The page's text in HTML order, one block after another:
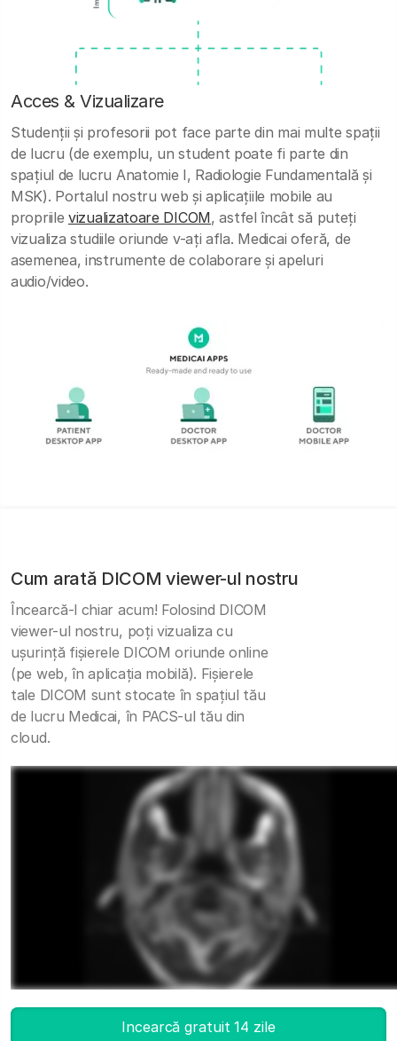
Acces & Vizualizare
Studenții și profesorii pot face parte din mai multe spații
de lucru (de exemplu, un student poate fi parte din
spațiul de lucru Anatomie I, Radiologie Fundamentală și
MSK). Portalul nostru web și aplicațiile mobile au
propriile vizualizatoare DICOM, astfel încât să puteți
vizualiza studiile oriunde v-ați afla. Medicai oferă, de
asemenea, instrumente de colaborare și apeluri
audio/video.
Cum arată DICOM viewer-ul nostru
Încearcă-l chiar acum! Folosind DICOM
viewer-ul nostru, poți vizualiza cu
ușurință fișierele DICOM oriunde online
(pe web, în aplicația mobilă). Fișierele
tale DICOM sunt stocate în spațiul tău
de lucru Medicai, în PACS-ul tău din
cloud.
Incearcă gratuit 14 zile